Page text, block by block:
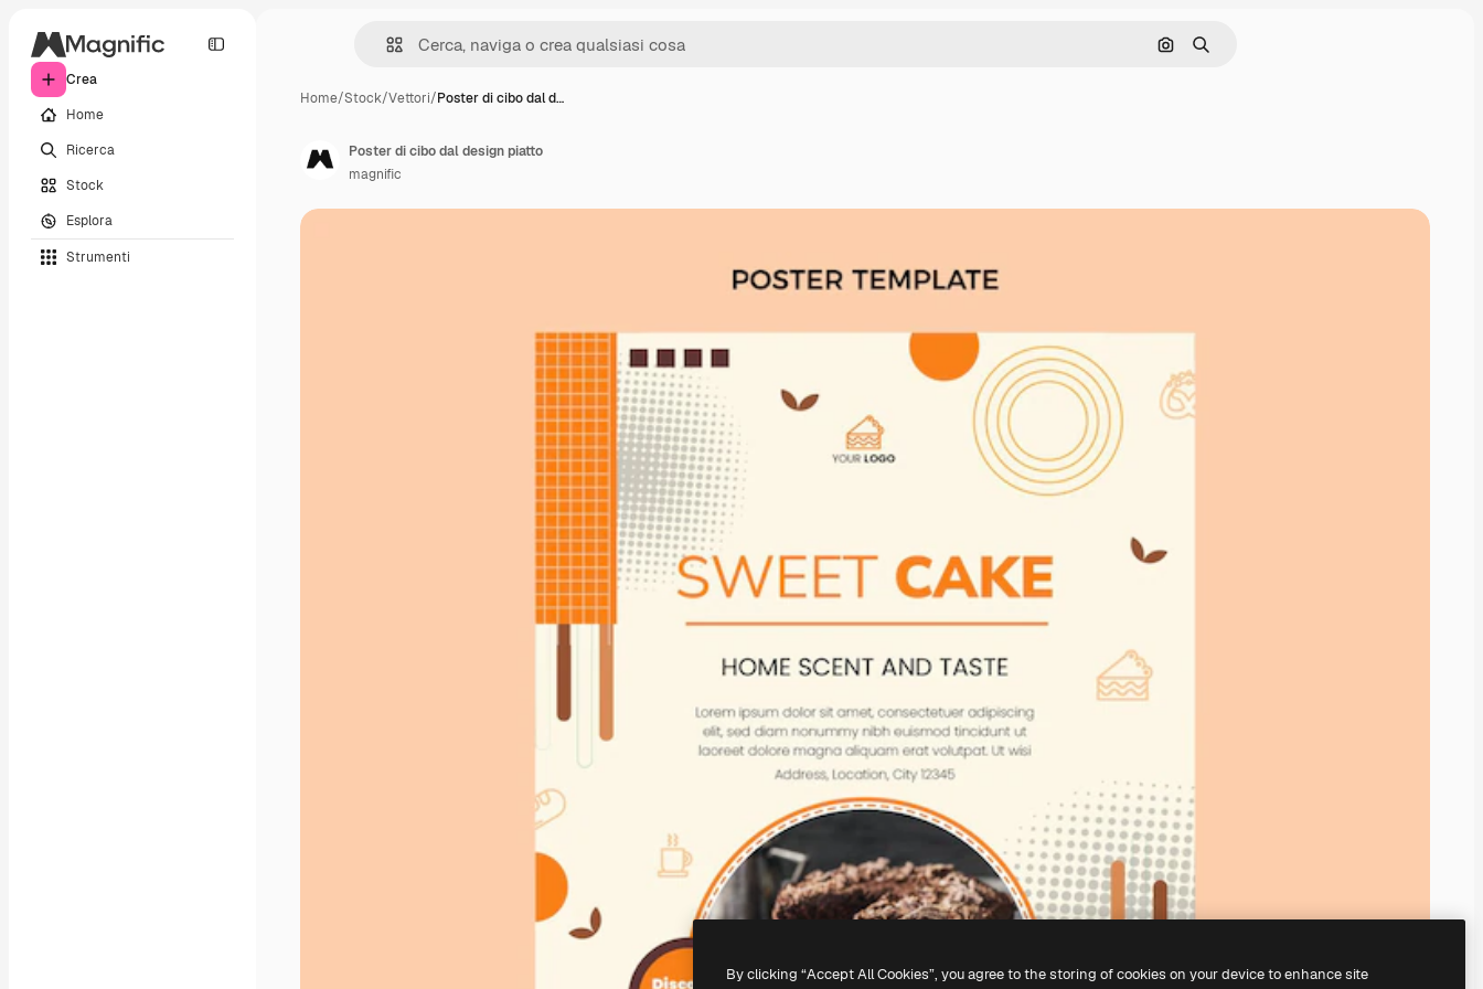
Crea
Home
Ricerca
Stock
Esplora
Strumenti
Cerca per immagine
Ricerca
Home/Stock/Vettori/Poster di cibo dal d…
Poster di cibo dal design piatto
magnific
By clicking “Accept All Cookies”, you agree to the storing of cookies on your device to enhance site